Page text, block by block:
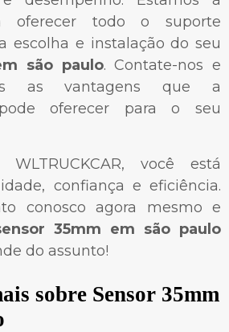
oferecer todo o suporte
escolha e instalação do seu
são paulo. Contate-nos e
as vantagens que a
pode oferecer para o seu
você está
confiança e eficiência.
conosco agora mesmo e
35mm em são paulo
do assunto!
sobre Sensor 35mm